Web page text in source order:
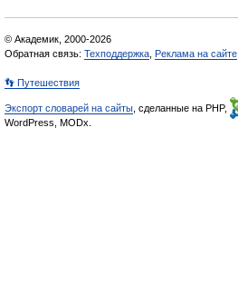
© Академик, 2000-2026
Обратная связь: Техподдержка Реклама на сайте
👣 Путешествия
Экспорт словарей на сайты , сделанные на PHP,
WordPress, MODx.